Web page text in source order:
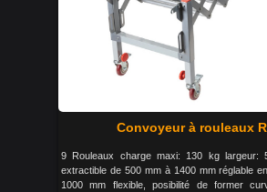
Convoyeur à rouleaux
9 Rouleaux charge maxi: 130 kg largeur:
extractible de 500 mm à 1400 mm réglable
1000 mm flexible, posibilité de former